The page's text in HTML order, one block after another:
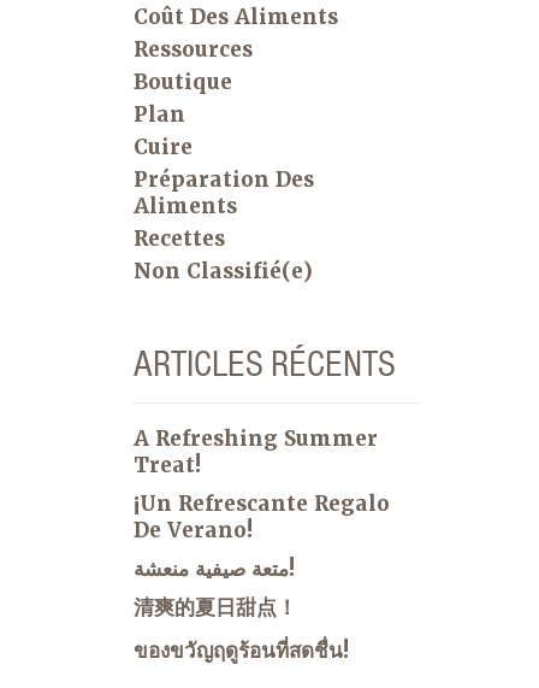
Coût Des Aliments
Ressources
Boutique
Plan
Cuire
Préparation Des
Aliments
Recettes
Non Classifié(e)
ARTICLES RÉCENTS
A Refreshing Summer
Treat!
¡Un Refrescante Regalo
De Verano!
متعة صيفية منعشة!
清爽的夏日甜点！
ของขวัญฤดูร้อนที่สดชื่น!